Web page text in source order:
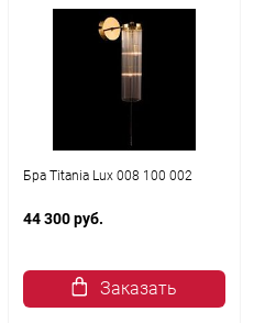
Бра Titania Lux 008 100 002
44 300 руб.
Заказать